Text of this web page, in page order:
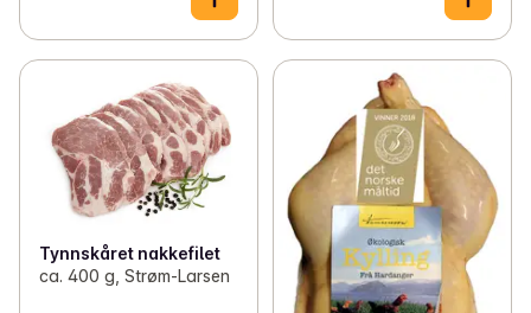
Tynnskåret nakkefilet
ca. 400 g, Strøm-Larsen